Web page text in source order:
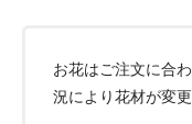
お花はご注文に合
況により花材が変